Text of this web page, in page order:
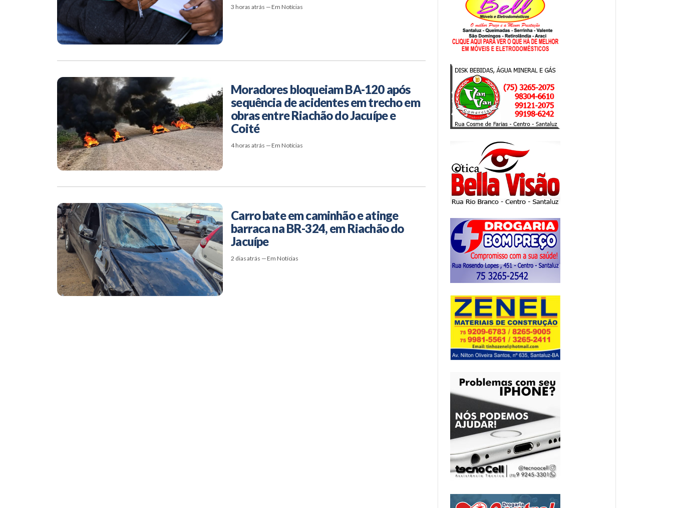
3 horas atrás — Em Notícias
Moradores bloqueiam BA-120 após
sequência de acidentes em trecho em
obras entre Riachão do Jacuípe e
Coité
4 horas atrás — Em Notícias
Carro bate em caminhão e atinge
barraca na BR-324, em Riachão do
Jacuípe
2 dias atrás — Em Notícias